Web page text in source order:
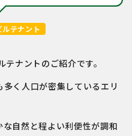
ルテナント
ナントのご紹介です。
く人口が密集しているエリ
自然と程よい利便性が調和